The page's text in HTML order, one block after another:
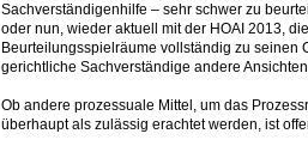
Sachverständigenhilfe – sehr schwer zu
oder nun, wieder aktuell mit der HOAI 2013,
Beurteilungsspielräume vollständig zu seinen
gerichtliche Sachverständige andere
Ob andere prozessuale Mittel, um das
überhaupt als zulässig erachtet werden, ist